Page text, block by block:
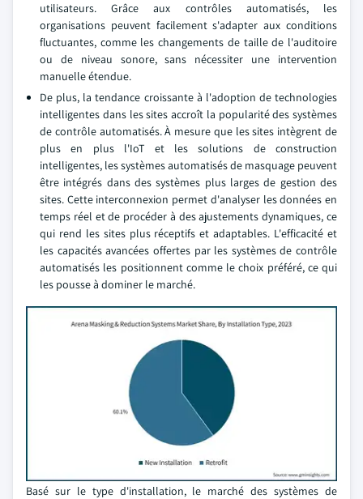
utilisateurs. Grâce aux contrôles automatisés, les
organisations peuvent facilement s'adapter aux conditions
fluctuantes, comme les changements de taille de l'auditoire
ou de niveau sonore, sans nécessiter une intervention
manuelle étendue.
De plus, la tendance croissante à l'adoption de technologies
intelligentes dans les sites accroît la popularité des systèmes
de contrôle automatisés. À mesure que les sites intègrent de
plus en plus l'IoT et les solutions de construction
intelligentes, les systèmes automatisés de masquage peuvent
être intégrés dans des systèmes plus larges de gestion des
sites. Cette interconnexion permet d'analyser les données en
temps réel et de procéder à des ajustements dynamiques, ce
qui rend les sites plus réceptifs et adaptables. L'efficacité et
les capacités avancées offertes par les systèmes de contrôle
automatisés les positionnent comme le choix préféré, ce qui
les pousse à dominer le marché.
Basé sur le type d'installation, le marché des systèmes de